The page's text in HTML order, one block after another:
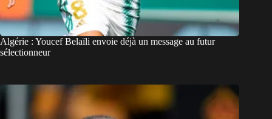
Algérie : Youcef Belaïli envoie déjà un message au futur
sélectionneur